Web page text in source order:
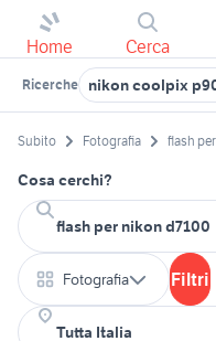
Home Cerca
Ricerche nikon coolpix
Subito Fotografia flash
Cosa cerchi?
Fotografia Filtri